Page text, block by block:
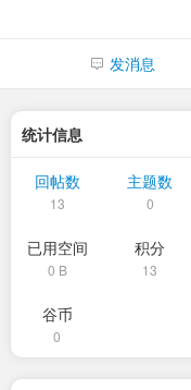
发消息
统计信息
回帖数
13
主题数
0
已用空间
0 B
积分
13
谷币
0